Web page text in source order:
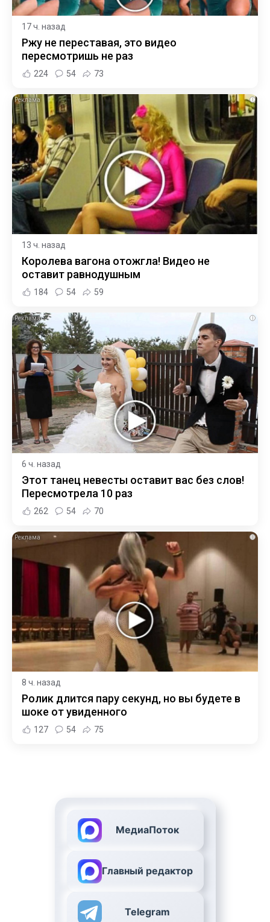
17 ч. назад
Ржу не переставая, это видео
пересмотришь не раз
224 54 73
i
13 ч. назад
Королева вагона отожгла! Видео не
оставит равнодушным
184 54 59
i
6 ч. назад
Этот танец невесты оставит вас без слов!
Пересмотрела 10 раз
262 54 70
i
8 ч. назад
Ролик длится пару секунд, но вы будете в
шоке от увиденного
127 54 75
МедиаПоток
Главный редактор
Telegram